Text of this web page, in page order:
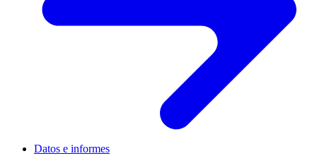
Datos e informes